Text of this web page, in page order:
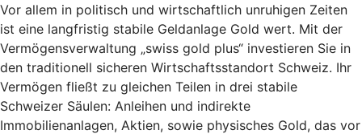
Vor allem in politisch und wirtschaftlich unruhigen Zeiten
ist eine langfristig stabile Geldanlage Gold wert. Mit der
Vermögensverwaltung „swiss gold plus“ investieren Sie in
den traditionell sicheren Wirtschaftsstandort Schweiz. Ihr
Vermögen fließt zu gleichen Teilen in drei stabile
Schweizer Säulen: Anleihen und indirekte
Immobilienanlagen, Aktien, sowie physisches Gold, das vor